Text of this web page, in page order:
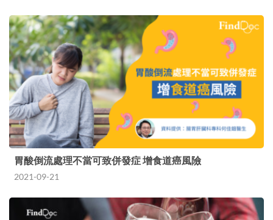
胃酸倒流處理不當可致併發症 增食道癌風險
2021-09-21